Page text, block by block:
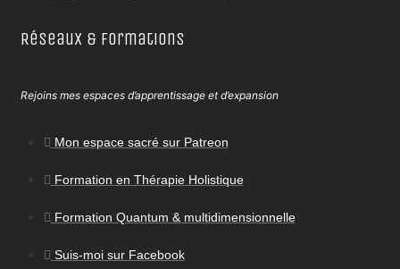
Réseaux & Formations
Rejoins mes espaces d’apprentissage et d’expansion
Mon espace sacré sur Patreon
Formation en Thérapie Holistique
Formation Quantum & multidimensionnelle
Suis-moi sur Facebook